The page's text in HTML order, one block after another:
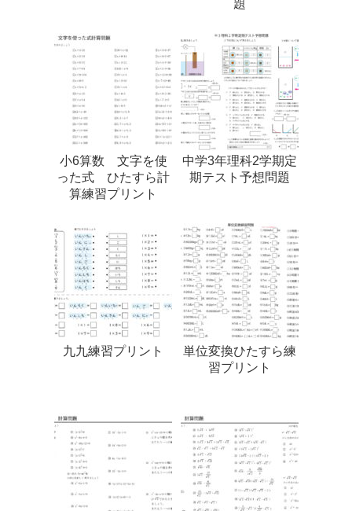
題
小6算数 文字を使
った式 ひたすら計
算練習プリント
中学3年理科2学期定
期テスト予想問題
九九練習プリント
単位変換ひたすら練
習プリント